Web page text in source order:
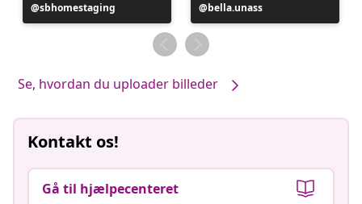
Opslag
offentliggjort
sbhomestaging
Opslag
offentliggjort
af
bella.unass
Se, hvordan du uploader billeder
Kontakt os!
Gå til hjælpecenteret